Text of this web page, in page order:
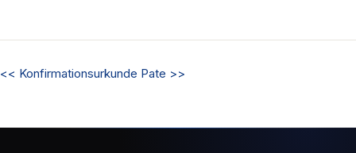
<< Konfirmationsurkunde Pate >>